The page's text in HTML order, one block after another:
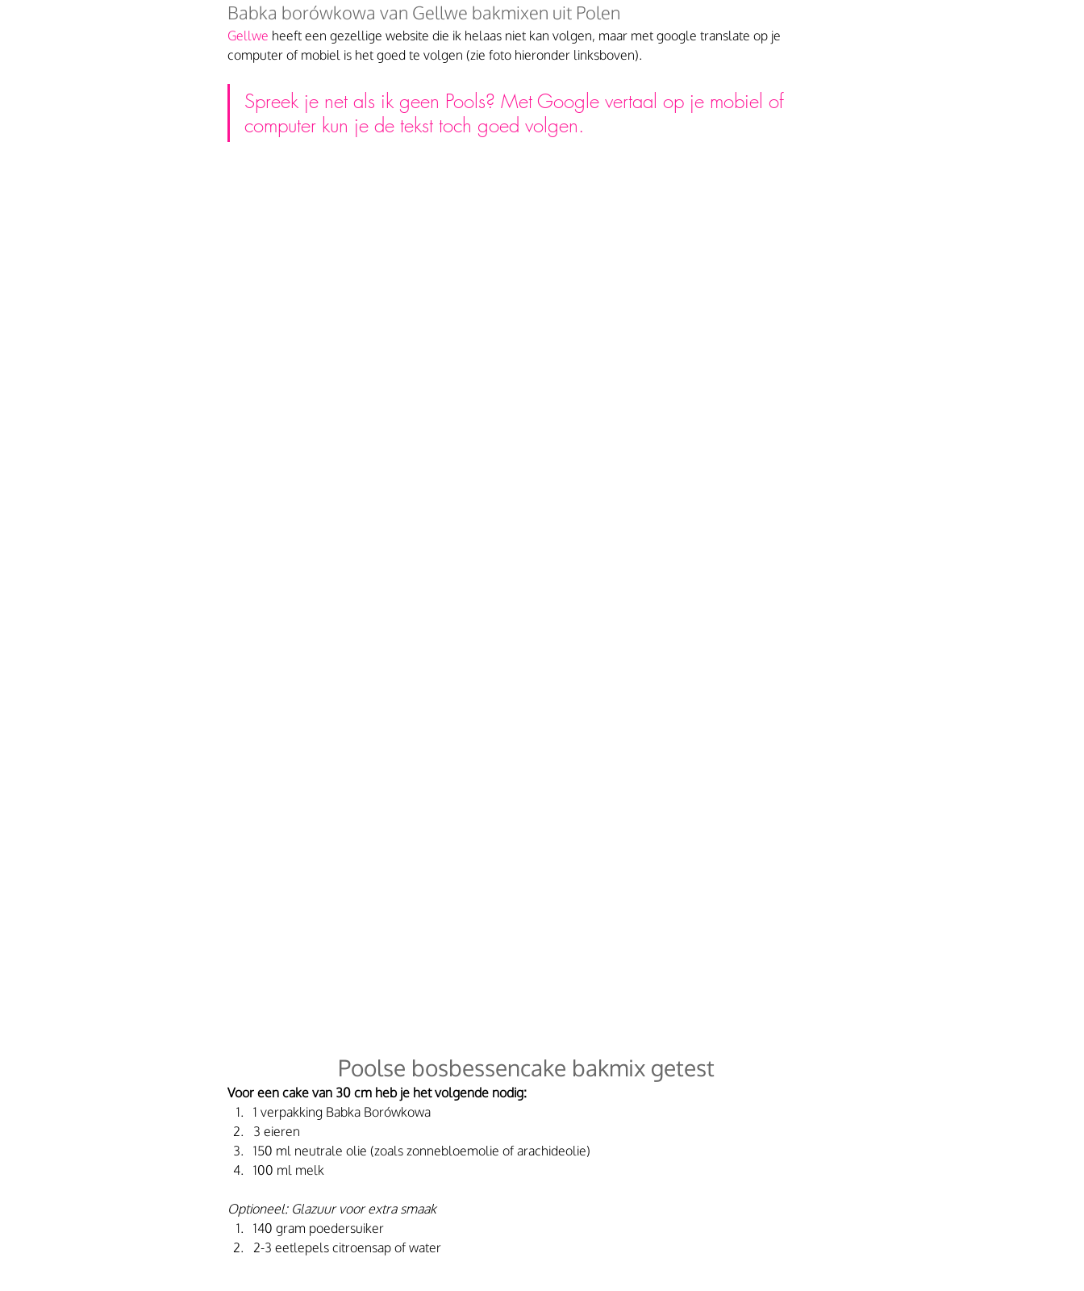
Babka borówkowa van Gellwe bakmixen uit Polen
Gellwe heeft een gezellige website die ik helaas niet kan volgen, maar met google translate op je
computer of mobiel is het goed te volgen (zie foto hieronder linksboven).
Spreek je net als ik geen Pools? Met Google vertaal op je mobiel of
computer kun je de tekst toch goed volgen.
Poolse bosbessencake bakmix getest
Voor een cake van 30 cm heb je het volgende nodig:
1 verpakking Babka Borówkowa
3 eieren
150 ml neutrale olie (zoals zonnebloemolie of arachideolie)
100 ml melk
Optioneel: Glazuur voor extra smaak
140 gram poedersuiker
2-3 eetlepels citroensap of water